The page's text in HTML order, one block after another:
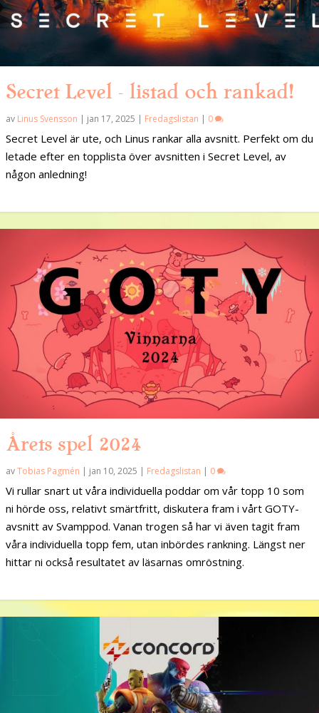
Secret Level – listad och rankad!
av Linus Svensson jan 17, 2025 Fredagslistan 0
Secret Level är ute, och Linus rankar alla avsnitt. Perfekt om du
letade efter en topplista över avsnitten i Secret Level, av
någon anledning!
Årets spel 2024
avTobias Pagmén | jan 10, 2025 | Fredagslistan | 0
Vi rullar snart ut våra individuella poddar om vår topp 10 som
ni hörde oss, relativt smärtfritt, diskutera fram i vårt GOTY-
avsnitt av Svamppod. Vanan trogen så har vi även tagit fram
våra individuella topp fem, utan inbördes rankning. Längst ner
hittar ni också resultatet av läsarnas omröstning.